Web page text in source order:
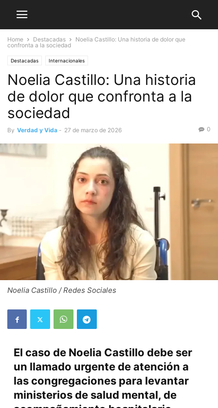
Home Destacadas
Noelia Castillo: Una historia de dolor que
confronta a la sociedad
Destacadas Internacionales
Noelia Castillo: Una historia
de dolor que confronta a la
sociedad
By Verdad y Vida - 27 de marzo de 2026 0
Noelia Castillo / Redes Sociales
El caso de Noelia Castillo debe ser
un llamado urgente de atención a
las congregaciones para levantar
ministerios de salud mental, de